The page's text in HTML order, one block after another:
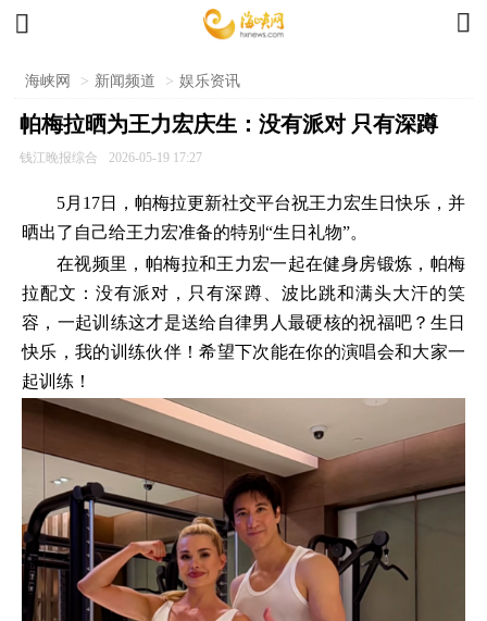
 
海峡网 > 新闻频道 > 娱乐资讯
帕梅拉晒为王力宏庆生：没有派对 只有深蹲
钱江晚报综合 2026-05-19 17:27
5月17日，帕梅拉更新社交平台祝王力宏生日快乐，并
晒出了自己给王力宏准备的特别“生日礼物”。
在视频里，帕梅拉和王力宏一起在健身房锻炼，帕梅
拉配文：没有派对，只有深蹲、波比跳和满头大汗的笑
容，一起训练这才是送给自律男人最硬核的祝福吧？生日
快乐，我的训练伙伴！希望下次能在你的演唱会和大家一
起训练！